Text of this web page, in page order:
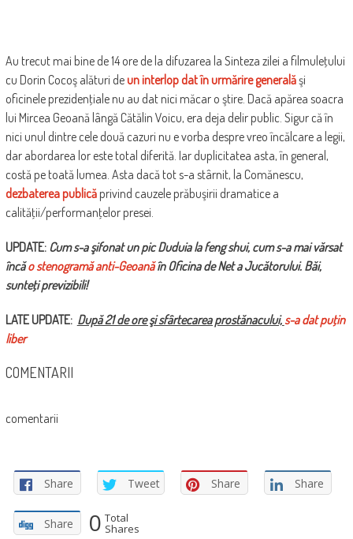
Au trecut mai bine de 14 ore de la difuzarea la Sinteza zilei a filmuleţului
cu Dorin Cocoş alături deun interlop dat în urmărire generalăşi
oficinele prezidenţiale nu au dat nici măcar o ştire. Dacă apărea soacra
lui Mircea Geoană lângă Cătălin Voicu, era deja delir public. Sigur că în
nici unul dintre cele două cazuri nu e vorba despre vreo încălcare a legii,
dar abordarea lor este total diferită. Iar duplicitatea asta, în general,
costă pe toată lumea. Asta dacă tot s-a stârnit, la Comănescu,
dezbaterea publicăprivind cauzele prăbuşirii dramatice a
calităţii/performanţelor presei.
UPDATE: Cum s-a şifonat un pic Duduia la feng shui, cum s-a mai vărsat
încăo stenogramă anti-Geoanăîn Oficina de Net a Jucătorului. Băi,
sunteţi previzibili!
LATE UPDATE: După 21 de ore şi sfârtecarea prostănacului,s-a dat puţin
liber
COMENTARII
comentarii
Share Tweet Share Share
Share 0 Total
Shares